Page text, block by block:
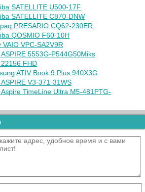
SATELLITE U500-17F
SATELLITE C870-DNW
PRESARIO CQ62-230ER
QOSMIO F60-10H
VAIO VPC-SA2V9R
5553G-P544G50Miks
22156 FHD
ATIV Book 9 Plus 940X3G
V3-371-31WS
TimeLine Ultra M5-481PTG-